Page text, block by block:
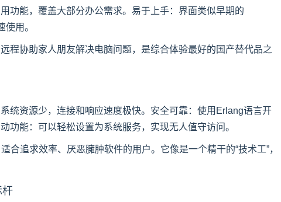
功能，覆盖大部分办公需求。易于上手：界面类似早期的
用。
程协助家人朋友解决电脑问题，是综合体验最好的国产替代品之
统资源少，连接和响应速度极快。安全可靠：使用Erlang语言开
功能：可以轻松设置为系统服务，实现无人值守访问。
合追求效率、厌恶臃肿软件的用户。它像是一个精干的“技术工”，
杆